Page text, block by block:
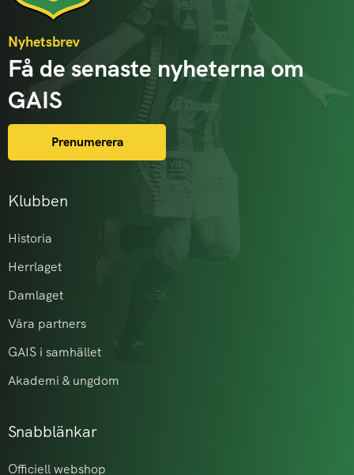
Klubben
Historia
Herrlaget
Damlaget
Våra partners
GAIS i samhället
Akademi & ungdom
Snabblänkar
Officiell webshop
Nyhetsbrev
Få de senaste nyheterna om
GAIS
Prenumerera